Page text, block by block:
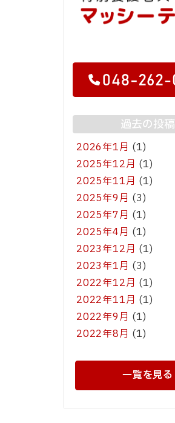
過去の投稿
2026年1月 (1)
2025年12月 (1)
2025年11月 (1)
2025年9月 (3)
2025年7月 (1)
2025年4月 (1)
2023年12月 (1)
2023年1月 (3)
2022年12月 (1)
2022年11月 (1)
2022年9月 (1)
2022年8月 (1)
一覧を見る